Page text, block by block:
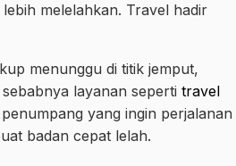
melelahkan. Travel hadir
menunggu di titik jemput,
layanan seperti travel
yang ingin perjalanan
badan cepat lelah.